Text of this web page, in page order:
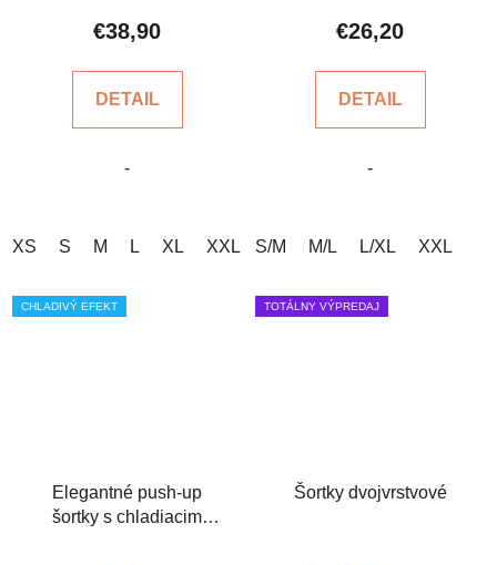
produktu
z
hviezdičiek.
€38,90
DETAIL
-
XS S M L XL XXL
produktu
z
hviezdičiek.
€26,20
DETAIL
-
S/M M/L L/XL XXL
CHLADIVÝ EFEKT
Elegantné push-up
šortky s chladiacim
TOTÁLNY VÝPREDAJ
Šortky dvojvrstvové